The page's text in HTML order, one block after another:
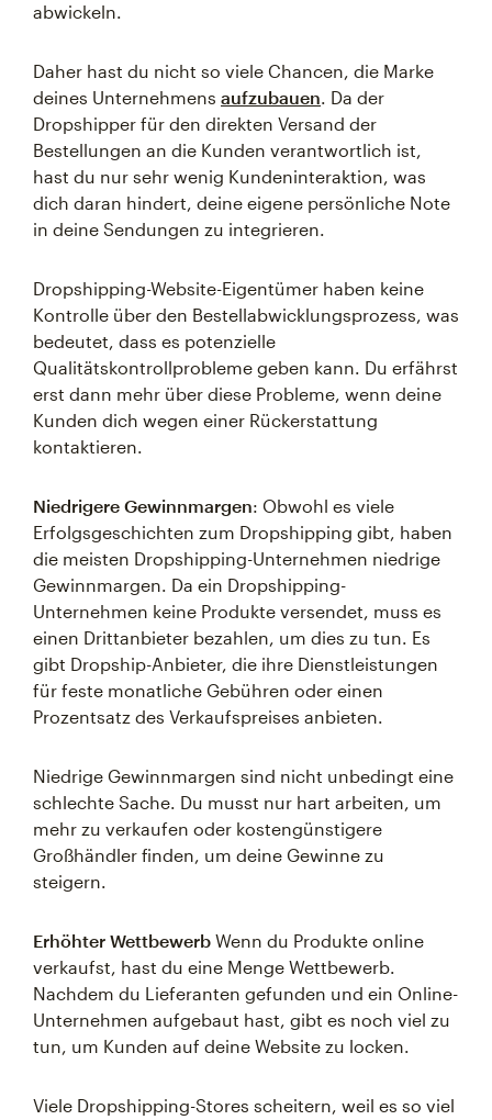
abwickeln.
Daher hast du nicht so viele Chancen, die Marke
deines Unternehmens aufzubauen. Da der
Dropshipper für den direkten Versand der
Bestellungen an die Kunden verantwortlich ist,
hast du nur sehr wenig Kundeninteraktion, was
dich daran hindert, deine eigene persönliche Note
in deine Sendungen zu integrieren.
Dropshipping-Website-Eigentümer haben keine
Kontrolle über den Bestellabwicklungsprozess, was
bedeutet, dass es potenzielle
Qualitätskontrollprobleme geben kann. Du erfährst
erst dann mehr über diese Probleme, wenn deine
Kunden dich wegen einer Rückerstattung
kontaktieren.
Niedrigere Gewinnmargen: Obwohl es viele
Erfolgsgeschichten zum Dropshipping gibt, haben
die meisten Dropshipping-Unternehmen niedrige
Gewinnmargen. Da ein Dropshipping-
Unternehmen keine Produkte versendet, muss es
einen Drittanbieter bezahlen, um dies zu tun. Es
gibt Dropship-Anbieter, die ihre Dienstleistungen
für feste monatliche Gebühren oder einen
Prozentsatz des Verkaufspreises anbieten.
Niedrige Gewinnmargen sind nicht unbedingt eine
schlechte Sache. Du musst nur hart arbeiten, um
mehr zu verkaufen oder kostengünstigere
Großhändler finden, um deine Gewinne zu
steigern.
Erhöhter Wettbewerb Wenn du Produkte online
verkaufst, hast du eine Menge Wettbewerb.
Nachdem du Lieferanten gefunden und ein Online-
Unternehmen aufgebaut hast, gibt es noch viel zu
tun, um Kunden auf deine Website zu locken.
Viele Dropshipping-Stores scheitern, weil es so viel